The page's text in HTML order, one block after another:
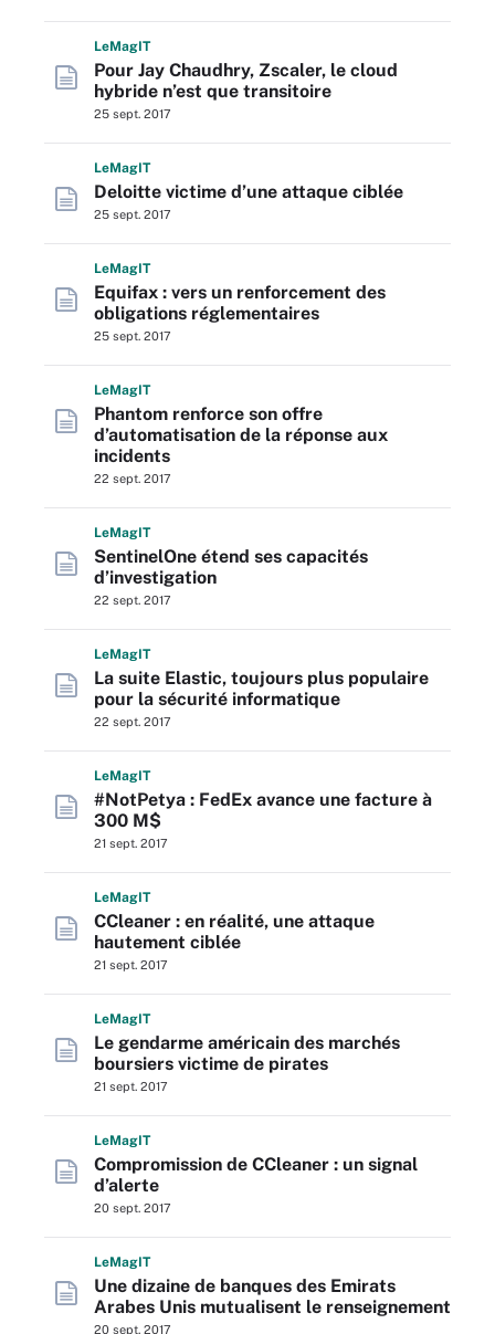
LeMagIT
Pour Jay Chaudhry, Zscaler, le cloud
hybride n’est que transitoire
25 sept. 2017
LeMagIT
Deloitte victime d’une attaque ciblée
25 sept. 2017
LeMagIT
Equifax : vers un renforcement des
obligations réglementaires
25 sept. 2017
LeMagIT
Phantom renforce son offre
d’automatisation de la réponse aux
incidents
22 sept. 2017
LeMagIT
SentinelOne étend ses capacités
d’investigation
22 sept. 2017
LeMagIT
La suite Elastic, toujours plus populaire
pour la sécurité informatique
22 sept. 2017
LeMagIT
#NotPetya : FedEx avance une facture à
300 M$
21 sept. 2017
LeMagIT
CCleaner : en réalité, une attaque
hautement ciblée
21 sept. 2017
LeMagIT
Le gendarme américain des marchés
boursiers victime de pirates
21 sept. 2017
LeMagIT
Compromission de CCleaner : un signal
d’alerte
20 sept. 2017
LeMagIT
Une dizaine de banques des Emirats
Arabes Unis mutualisent le renseignement
20 sept. 2017